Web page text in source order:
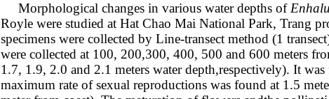
Morphological changes in various water depths of
Royle were studied at Hat Chao Mai National Park, Trang
specimens were collected by Line-transect method (1
were collected at 100, 200,300, 400, 500 and 600 meters
1.7, 1.9, 2.0 and 2.1 meters waterdepth,respectively). It
maximum rate of sexual reproductions was found at 1.5